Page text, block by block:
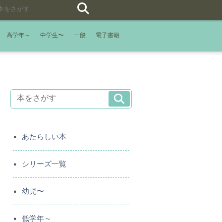
高学年～ 中学生〜 一般 電子書籍
あたらしい本
シリーズ一覧
幼児〜
低学年～